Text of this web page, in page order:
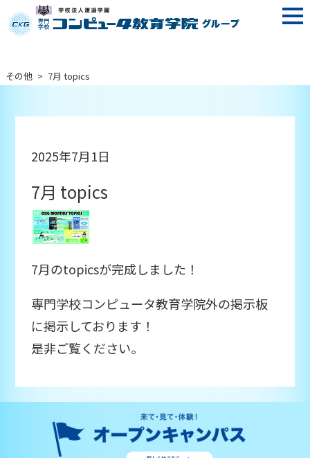
その他 > 7月 topics
2025年7月1日
7月 topics
7月のtopicsが完成しました！
専門学校コンピュータ教育学院外の掲示板
に掲示しております！
是非ご覧ください。